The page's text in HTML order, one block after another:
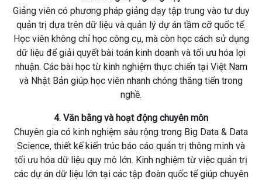
Giảng viên có phương pháp giảng dạy tập trung vào tư duy
quản trị dựa trên dữ liệu và quản lý dự án tầm cỡ quốc tế.
Học viên không chỉ học công cụ, mà còn học cách sử dụng
dữ liệu để giải quyết bài toán kinh doanh và tối ưu hóa lợi
nhuận. Các bài học từ kinh nghiệm thực chiến tại Việt Nam
và Nhật Bản giúp học viên nhanh chóng thăng tiến trong
nghề.
4. Văn bằng và hoạt động chuyên môn
Chuyên gia có kinh nghiệm sâu rộng trong Big Data & Data
Science, thiết kế kiến trúc báo cáo quản trị thông minh và
tối ưu hóa dữ liệu quy mô lớn. Kinh nghiệm từ việc quản trị
các dự án dữ liệu lớn tại các tập đoàn quốc tế giúp chuyên